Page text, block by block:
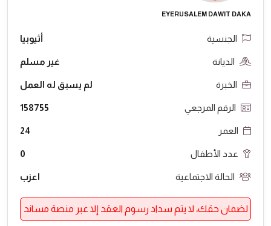
EYERUSALEM DAWIT DAKA
الجنسية أثيوبيا
الديانة غير مسلم
الخبرة لم يسبق له العمل
الرقم المرجعي 158755
العمر 24
عدد الأطفال 0
الحالة الاجتماعية اعزب
لضمان حقك، لا يتم سداد رسوم العقد إلا عبر منصة مساند